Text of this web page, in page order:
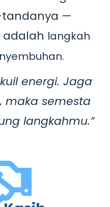
—
adalah langkah
energi. Jaga
maka semesta
langkahmu.”